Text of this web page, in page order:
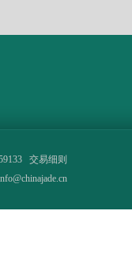
交易细则